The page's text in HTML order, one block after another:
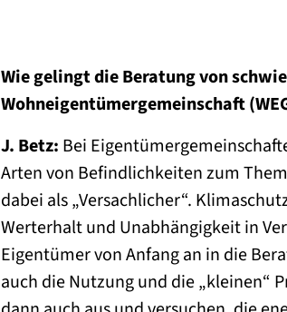
Wie gelingt die Beratung von
Wohneigentümergemeinschaft
J. Betz: Bei
Arten von Befindlichkeiten zum
dabei als „Versachlicher“.
Werterhalt und Unabhängigkeit in
Eigentümer von Anfang an in die
auch die Nutzung und die „kleinen“